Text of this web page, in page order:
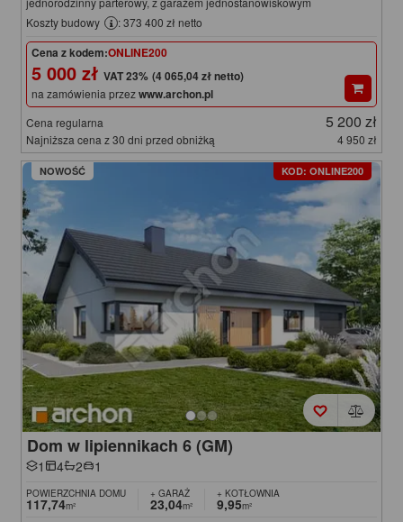
Koszty budowy
: 373 400 zł netto
Cena z kodem:ONLINE200
5 000 zł (4 065,04 zł netto)
na zamówienia przezwww.archon.pl
Cena regularna 5 200 zł
Najniższa cena z 30 dni przed obniżką 4 950 zł
NOWOŚĆ KOD: ONLINE200
Dom w lipiennikach 6 (GM)
1 4 2 1
POWIERZCHNIA DOMU
117,74m²
+ GARAŻ
23,04m²
+ KOTŁOWNIA
9,95m²